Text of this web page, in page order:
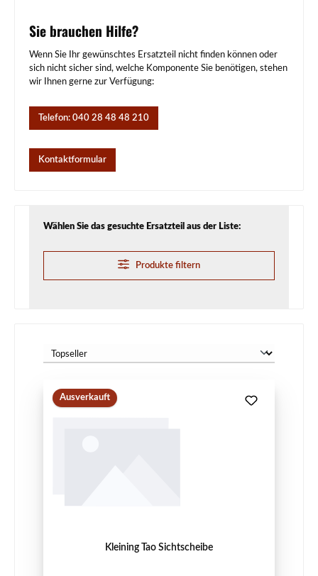
Sie brauchen Hilfe?
Wenn Sie Ihr gewünschtes Ersatzteil nicht finden können oder
sich nicht sicher sind, welche Komponente Sie benötigen, stehen
wir Ihnen gerne zur Verfügung:
Telefon: 040 28 48 48 210
Kontaktformular
Wählen Sie das gesuchte Ersatzteil aus der Liste:
Produkte filtern
Ausverkauft
Kleining Tao Sichtscheibe